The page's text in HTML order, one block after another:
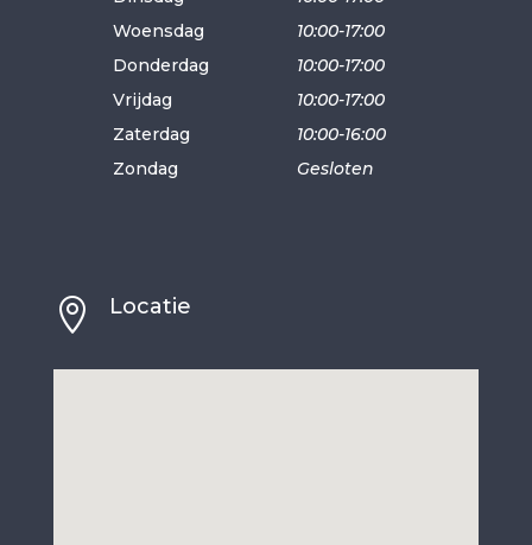
Woensdag
10:00-17:00
Donderdag
10:00-17:00
Vrijdag
10:00-17:00
Zaterdag
10:00-16:00
Zondag
Gesloten
 Locatie